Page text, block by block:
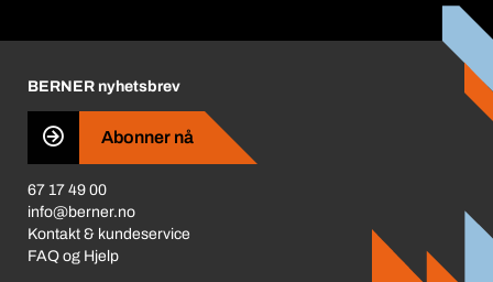
Prisjustering 2026
Redegjørelse om Åpenhetsloven
Business Conduct
BERNER nyhetsbrev
Abonner nå
67 17 49 00
info@berner.no
Kontakt & kundeservice
FAQ og Hjelp